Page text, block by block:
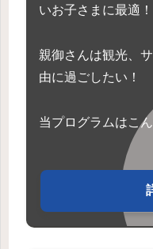
いお子さまに最適！
親御さんは観光、
由に過ごしたい！
当プログラムはこ